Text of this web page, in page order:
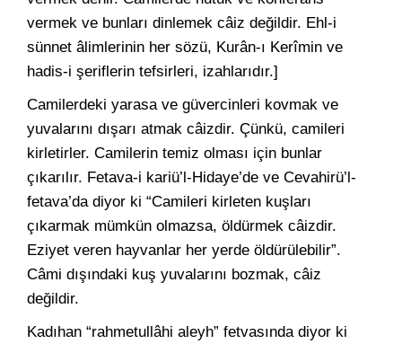
vermek ve bunları dinlemek câiz değildir. Ehl-i
sünnet âlimlerinin her sözü, Kurân-ı Kerîmin ve
hadis-i şeriflerin tefsirleri, izahlarıdır.]
Camilerdeki yarasa ve güvercinleri kovmak ve
yuvalarını dışarı atmak câizdir. Çünkü, camileri
kirletirler. Camilerin temiz olması için bunlar
çıkarılır. Fetava-i kariü’l-Hidaye’de ve Cevahirü’l-
fetava’da diyor ki “Camileri kirleten kuşları
çıkarmak mümkün olmazsa, öldürmek câizdir.
Eziyet veren hayvanlar her yerde öldürülebilir”.
Câmi dışındaki kuş yuvalarını bozmak, câiz
değildir.
Kadıhan “rahmetullâhi aleyh” fetvasında diyor ki